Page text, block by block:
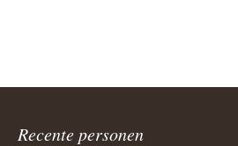
Recente personen